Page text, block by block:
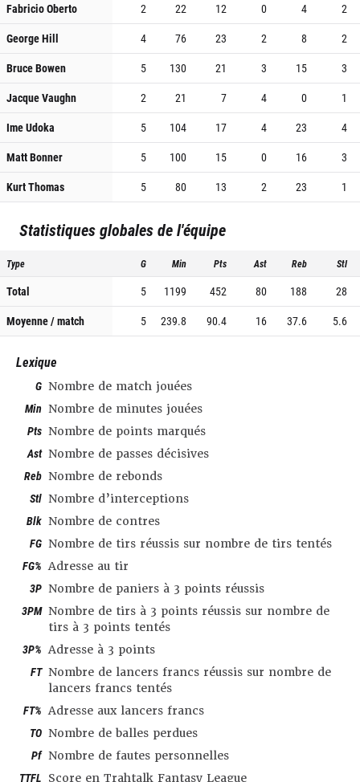
Fabricio Oberto
2 22 12 0 4
2
George Hill
4 76 23 2 8
2
Bruce Bowen
5 130 21 3 15
3
Jacque Vaughn
2 21 7 4 0
1
Ime Udoka
5 104 17 4 23
4
Matt Bonner
5 100 15 0 16
3
Kurt Thomas
5 80 13 2 23 1
Statistiques globales de l'équipe
Type G Min Pts Ast Reb Stl
Total 5 1199 452 80 188
28
Moyenne / match
5 239.8 90.4 16 37.6 5.6
Lexique
G Nombre de match jouées
Min Nombre de minutes jouées
Pts Nombre de points marqués
Ast Nombre de passes décisives
Reb Nombre de rebonds
Stl Nombre d’interceptions
Blk Nombre de contres
FG Nombre de tirs réussis sur nombre de tirs tentés
FG% Adresse au tir
3P Nombre de paniers à 3 points réussis
3PM Nombre de tirs à 3 points réussis sur nombre de
tirs à 3 points tentés
3P% Adresse à 3 points
FT Nombre de lancers francs réussis sur nombre de
lancers francs tentés
FT% Adresse aux lancers francs
TO Nombre de balles perdues
Pf Nombre de fautes personnelles
TTFL Score en Trahtalk Fantasy League